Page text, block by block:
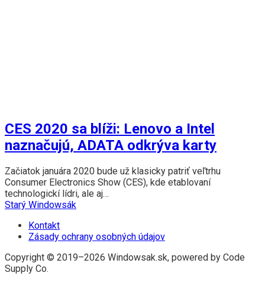
CES 2020 sa blíži: Lenovo a Intel
naznačujú, ADATA odkrýva karty
Začiatok januára 2020 bude už klasicky patriť veľtrhu
Consumer Electronics Show (CES), kde etablovaní
technologickí lídri, ale aj…
Starý Windowsák
Kontakt
Zásady ochrany osobných údajov
Copyright © 2019–2026 Windowsak.sk, powered by Code
Supply Co.